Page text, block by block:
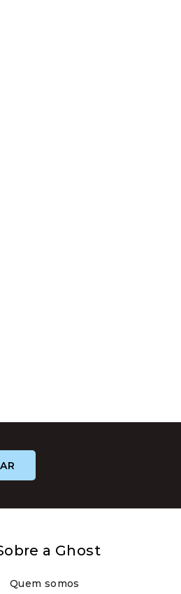
a Ghost
Quem somos